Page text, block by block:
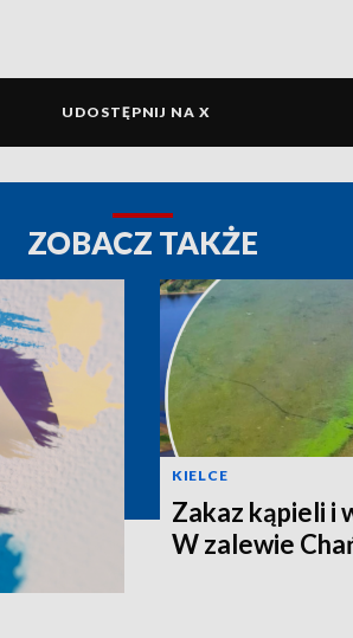
UDOSTĘPNIJ NA X
ZOBACZ TAKŻE
KIELCE
Zakaz kąpieli i
W zalewie